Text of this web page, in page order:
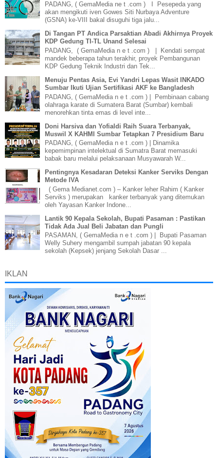
PADANG, ( GemaMedia ne t .com ) I Pesepeda yang
akan mengikuti iven Gowes Siti Nurbaya Adventure
(GSNA) ke-VIII bakal disuguhi tiga jalu...
Di Tangan PT Andica Parsaktian Abadi Akhirnya Proyek
KDP Gedung TI-TL Unand Selesai
PADANG, ( GemaMedia n e t .com ) | Kendati sempat
mandek beberapa tahun terakhir, proyek Pembangunan
KDP Gedung Teknik Industri dan Tek...
Menuju Pentas Asia, Evi Yandri Lepas Wasit INKADO
Sumbar Ikuti Ujian Sertifikasi AKF ke Bangladesh
PADANG, ( GemaMedia n e t .com ) | Pembinaan cabang
olahraga karate di Sumatera Barat (Sumbar) kembali
menorehkan tinta emas di level inte...
Doni Harsiva dan Yofialdi Raih Suara Terbanyak,
Muswil X KAHMI Sumbar Tetapkan 7 Presidium Baru
PADANG, ( GemaMedia n e t .com ) | Dinamika
kepemimpinan intelektual di Sumatra Barat memasuki
babak baru melalui pelaksanaan Musyawarah W...
Pentingnya Kesadaran Deteksi Kanker Serviks Dengan
Metode IVA
( Gema Medianet.com ) – Kanker leher Rahim ( Kanker
Serviks ) merupakan kanker terbanyak yang ditemukan
oleh Yayasan Kanker Indone...
Lantik 90 Kepala Sekolah, Bupati Pasaman : Pastikan
Tidak Ada Jual Beli Jabatan dan Pungli
PASAMAN, ( GemaMedia n e t .com ) | Bupati Pasaman
Welly Suhery mengambil sumpah jabatan 90 kepala
sekolah (Kepsek) jenjang Sekolah Dasar ...
IKLAN